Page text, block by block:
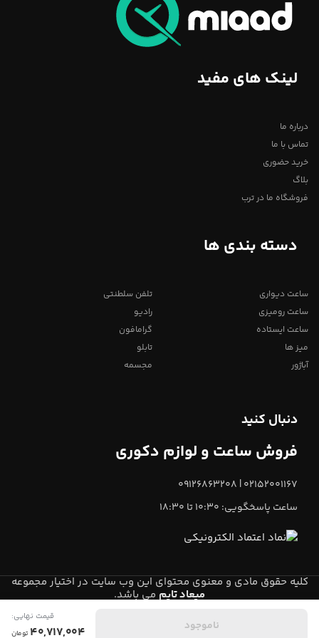
ناموجود
قیمت نهایی:
40,717,004 تومان
لینک های مفید
درباره ما
تماس با ما
خرید حضوری
بلاگ
فروشگاه ما در ترب
دسته بندی ها
ساعت دیواری
ساعت رومیزی
ساعت ایستاده
میز ها
آباژور
تلفن سلطنتی
رادیو
گرامافون
تابلو
مجسمه
دنبال کنید
فروش ساعت و لوازم دکوری
02152001167 | 09126863208
ساعت پاسخگویی: 10:30 تا 18:30
کلیه حقوق مادی و معنوی محتوای این وب سایت در اختیار مجموعه
میعاد تایم می باشد.